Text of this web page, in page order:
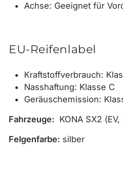
Achse: Geeignet für
EU-Reifenlabel
Kraftstoffverbrauch:
Nasshaftung: Klasse C
Geräuschemission:
Fahrzeuge: KONA SX2
Felgenfarbe: silber